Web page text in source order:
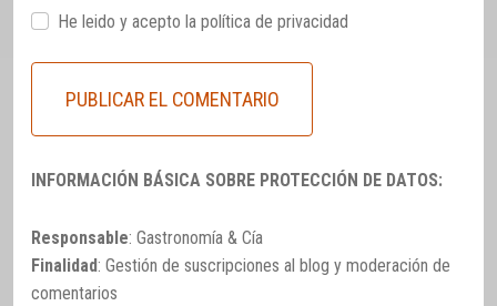
He leido y acepto la política de privacidad
INFORMACIÓN BÁSICA SOBRE PROTECCIÓN DE DATOS:
Responsable: Gastronomía & Cía
Finalidad: Gestión de suscripciones al blog y moderación de
comentarios